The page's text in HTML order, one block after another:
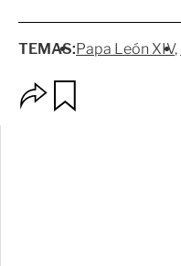
TEMAS:Papa León XIV